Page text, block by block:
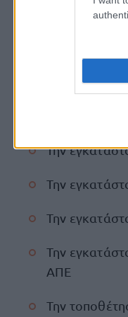
Την
Την
Την
Την
Την
Την
ΑΠΕ
Την